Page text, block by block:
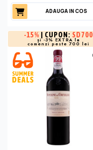
ADAUGA IN COS
-15% | CUPON: SD700
și -3% EXTRA la
comenzi peste 700 lei